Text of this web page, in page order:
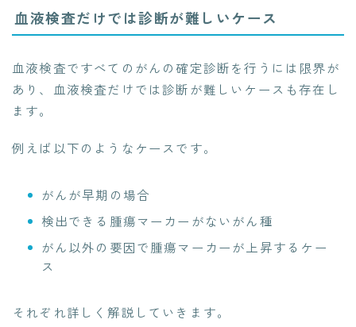
血液検査だけでは診断が難しいケース
血液検査ですべてのがんの確定診断を行うには限界が
あり、血液検査だけでは診断が難しいケースも存在し
ます。
例えば以下のようなケースです。
がんが早期の場合
検出できる腫瘍マーカーがないがん種
がん以外の要因で腫瘍マーカーが上昇するケー
ス
それぞれ詳しく解説していきます。